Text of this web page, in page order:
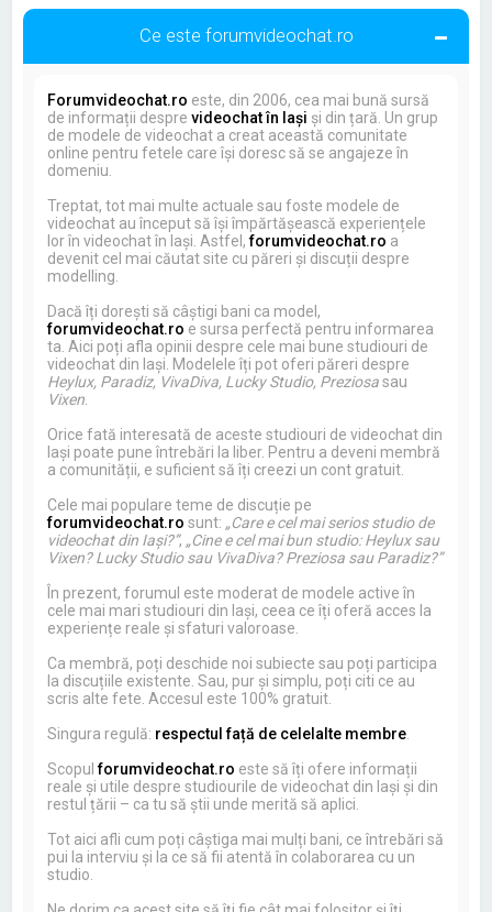
Ce este forumvideochat.ro
Forumvideochat.ro este, din 2006, cea mai bună sursă
de informații desprevideochat în Iași și din țară. Un grup
de modele de videochat a creat această comunitate
online pentru fetele care își doresc să se angajeze în
domeniu.
Treptat, tot mai multe actuale sau foste modele de
videochat au început să își împărtășească experiențele
lor în videochat în Iași. Astfel,forumvideochat.ro a
devenit cel mai căutat site cu păreri și discuții despre
modelling.
Dacă îți dorești să câștigi bani ca model,
forumvideochat.ro e sursa perfectă pentru informarea
ta. Aici poți afla opinii despre cele mai bune studiouri de
videochat din Iași. Modelele îți pot oferi păreri despre
Heylux, Paradiz, VivaDiva, Lucky Studio, Preziosasau
Vixen
Orice fată interesată de aceste studiouri de videochat din
Iași poate pune întrebări la liber. Pentru a deveni membră
a comunității, e suficient să îți creezi un cont gratuit.
Cele mai populare teme de discuție pe
forumvideochat.ro sunt: „Care e cel mai serios studio de
videochat din Iași?”, „Cine e cel mai bun studio: Heylux sau
Vixen? Lucky Studio sau VivaDiva? Preziosa sau Paradiz?”
În prezent, forumul este moderat de modele active în
cele mai mari studiouri din Iași, ceea ce îți oferă acces la
experiențe reale și sfaturi valoroase.
Ca membră, poți deschide noi subiecte sau poți participa
la discuțiile existente. Sau, pur și simplu, poți citi ce au
scris alte fete. Accesul este 100% gratuit.
Singura regulă: respectul față de celelalte membre
Scopulforumvideochat.ro este să îți ofere informații
reale și utile despre studiourile de videochat din Iași și din
restul țării – ca tu să știi unde merită să aplici.
Tot aici afli cum poți câștiga mai mulți bani, ce întrebări să
pui la interviu și la ce să fii atentă în colaborarea cu un
studio.